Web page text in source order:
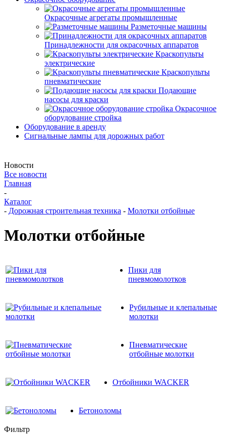
Окрасочные агрегаты промышленные
Разметочные машины
Принадлежности для окрасочных аппаратов
Краскопульты
электрические
Краскопульты
пневматические
Подающие
насосы для краски
Окрасочное
оборудование стройка
Оборудование в аренду
Сигнальные лампы для дорожных работ
Новости
Все новости
Главная
-
Каталог
- Дорожная строительная техника - Молотки отбойные
Молотки отбойные
Пики для
пневмомолотков
Рубильные и клепальные
молотки
Пневматические
отбойные молотки
Отбойники WACKER
Бетоноломы
Фильтр